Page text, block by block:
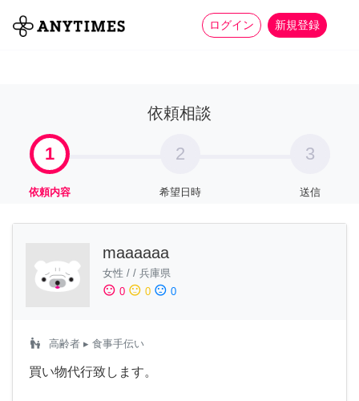
ログイン 新規登録
全て 家事 more_horiz
依頼相談
1
依頼内容
2
希望日時
3
送信
maaaaaa
女性 / / 兵庫県
sentiment_satisfied 0 sentiment_neutral 0 sentiment_dissatisfied 0
escalator_warning 高齢者 ▸ 食事手伝い
買い物代行致します。